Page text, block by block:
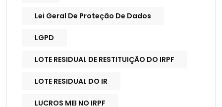
Lei Geral De Proteção De Dados
LGPD
LOTE RESIDUAL DE RESTITUIÇÃO DO IRPF
LOTE RESIDUAL DO IR
LUCROS MEI NO IRPF